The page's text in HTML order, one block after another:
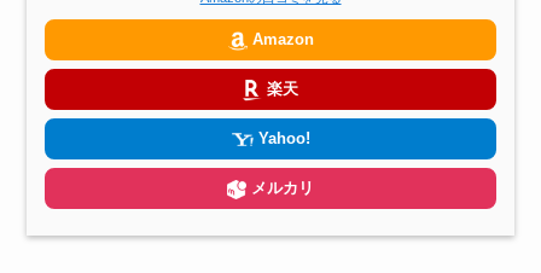
Amazon
楽天
Yahoo!
メルカリ